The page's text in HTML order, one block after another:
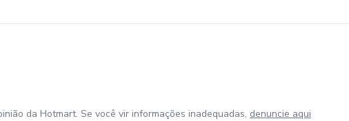
da Hotmart. Se você vir informações inadequadas, denuncie aqui